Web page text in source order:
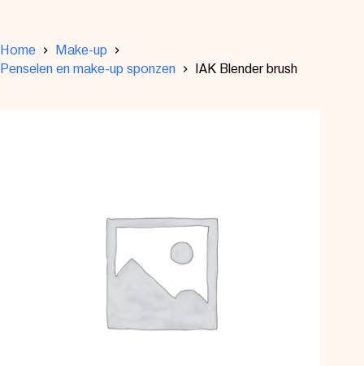
Home
Make-up
Penselen en make-up sponzen
IAK Blender brush